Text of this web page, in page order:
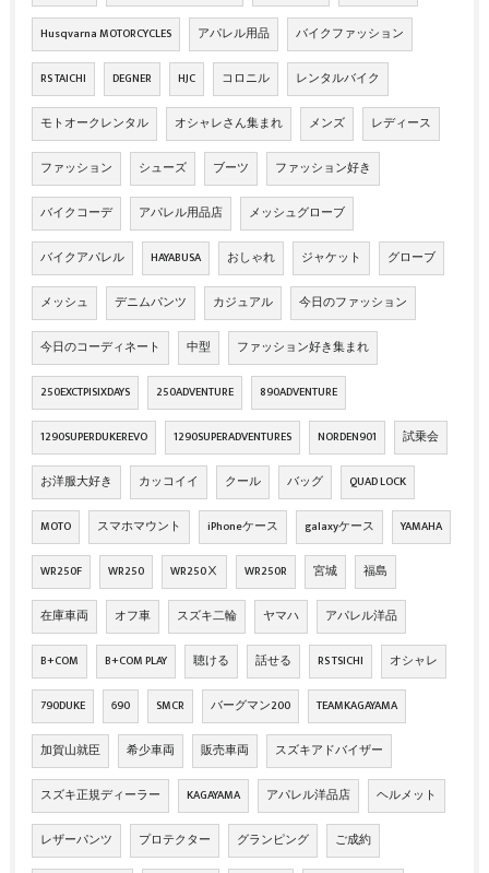
Husqvarna MOTORCYCLES アパレル用品 バイクファッション
RS TAICHI DEGNER HJC コロニル レンタルバイク
モトオークレンタル オシャレさん集まれ メンズ レディース
ファッション シューズ ブーツ ファッション好き
バイクコーデ アパレル用品店 メッシュグローブ
バイクアパレル HAYABUSA おしゃれ ジャケット グローブ
メッシュ デニムパンツ カジュアル 今日のファッション
今日のコーディネート 中型 ファッション好き集まれ
250EXCTPISIXDAYS 250ADVENTURE 890ADVENTURE
1290SUPERDUKEREVO 1290SUPERADVENTURES NORDEN901 試乗会
お洋服大好き カッコイイ クール バッグ QUAD LOCK
MOTO スマホマウント iPhoneケース galaxyケース YAMAHA
WR250F WR250 WR250Ⅹ WR250R 宮城 福島
在庫車両 オフ車 スズキ二輪 ヤマハ アパレル洋品
B+COM B+COM PLAY 聴ける 話せる RS TSICHI オシャレ
790DUKE 690 SMCR バーグマン200 TEAMKAGAYAMA
加賀山就臣 希少車両 販売車両 スズキアドバイザー
スズキ正規ディーラー KAGAYAMA アパレル洋品店 ヘルメット
レザーパンツ プロテクター グランピング ご成約